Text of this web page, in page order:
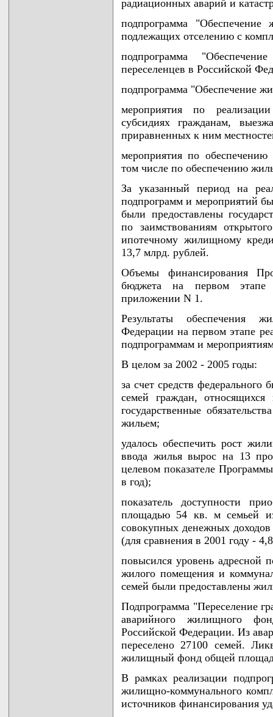
радиационных аварий и
подпрограмма "Обеспечение
подлежащих отселению с
подпрограмма
переселенцев в Российской
подпрограмма "Обеспечение
мероприятия по
субсидиях гражданам,
приравненных к ним
мероприятия по
том числе по обеспечению
За указанный период на
подпрограмм и мероприятий
были предоставлены
по заимствованиям
ипотечному жилищному
13,7 млрд. рублей.
Объемы финансирования
бюджета на первом этапе
приложении N 1.
Результаты обеспечения
Федерации на первом этапе
подпрограммам и
В целом за 2002 - 2005 годы:
за счет средств
семей граждан,
государственные
жильем;
удалось обеспечить рост
ввода жилья вырос на 13
целевом показателе
в год);
показатель доступности
площадью 54 кв. м семьей
совокупных денежных доходов
(для сравнения в 2001 году -
повысился уровень адресной
жилого помещения и
семей были предоставлены
Подпрограмма "Переселение
аварийного жилищного
Российской Федерации. Из
переселено 27100 семей.
жилищный фонд общей
В рамках реализации
жилищно-коммунального
источников финансирования